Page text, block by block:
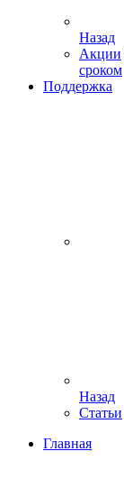
Назад
Акции
сроком
Поддержка
Назад
Статьи
Главная